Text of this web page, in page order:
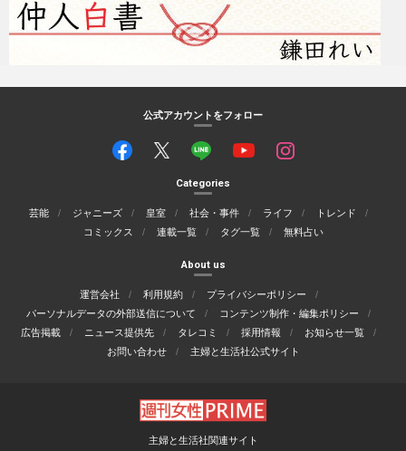
公式アカウントをフォロー
Categories
芸能 ジャニーズ 皇室 社会・事件 ライフ
トレンド
コミックス
連載一覧 タグ一覧 無料占い
About us
運営会社 利用規約
プライバシーポリシー
パーソナルデータの外部送信について
コンテンツ制作・編集ポリシー
広告掲載
ニュース提供先 タレコミ 採用情報
お知らせ一覧
お問い合わせ
主婦と生活社公式サイト
主婦と生活社関連サイト